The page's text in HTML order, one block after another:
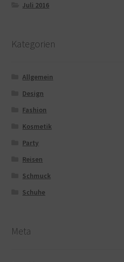
Juli 2016
Kategorien
Allgemein
Design
Fashion
Kosmetik
Party
Reisen
Schmuck
Schuhe
Meta